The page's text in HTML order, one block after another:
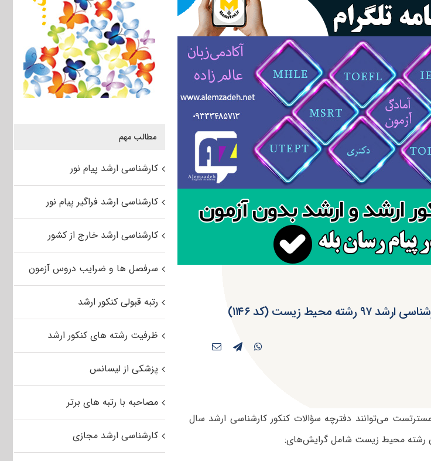
محیط زیست (کد ۱۱۴۶)
می‌توانند دفترچه سؤالات کنکور کارشناسی ارشد سال
مطالب مهم
کارشناسی ارشد پیام نور
کارشناسی ارشد فراگیر پیام نور
کارشناسی ارشد خارج از کشور
سرفصل ها و ضرایب دروس آزمون
رتبه قبولی کنکور ارشد
ظرفیت رشته های کنکور ارشد
پزشکی از لیسانس
مصاحبه با رتبه های برتر
کارشناسی ارشد مجازی